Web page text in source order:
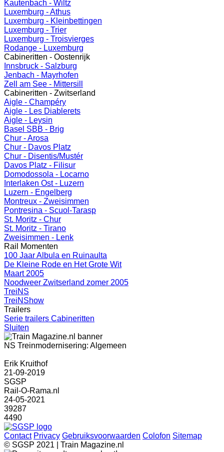
Kautenbach - Wiltz
Luxemburg - Athus
Luxemburg - Kleinbettingen
Luxemburg - Trier
Luxemburg - Troisvierges
Rodange - Luxemburg
Cabineritten - Oostenrijk
Innsbruck - Salzburg
Jenbach - Mayrhofen
Zell am See - Mittersill
Cabineritten - Zwitserland
Aigle - Champéry
Aigle - Les Diablerets
Aigle - Leysin
Basel SBB - Brig
Chur - Arosa
Chur - Davos Platz
Chur - Disentis/Mustér
Davos Platz - Filisur
Domodossola - Locarno
Interlaken Ost - Luzern
Luzern - Engelberg
Montreux - Zweisimmen
Pontresina - Scuol-Tarasp
St. Moritz - Chur
St. Moritz - Tirano
Zweisimmen - Lenk
Rail Momenten
100 Jaar Albula en Ruinaulta
De Kleine Rode en Het Grote Wit
Maart 2005
Noodweer Zwitserland zomer 2005
TreiNS
TreiNShow
Trailers
Serie trailers Cabineritten
Sluiten
NS Treinmodernisering: Algemeen
Erik Kruithof
21-09-2019
SGSP
Rail-O-Rama.nl
24-05-2021
39287
4490
Contact Privacy Gebruiksvoorwaarden Colofon Sitemap
© SGSP 2021 | Train Magazine.nl